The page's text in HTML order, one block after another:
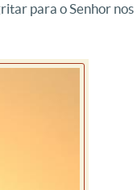
para o Senhor nos